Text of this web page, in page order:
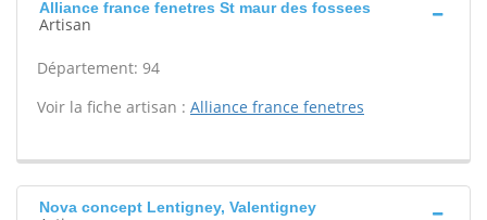
Alliance france fenetres St maur des fossees
Artisan
Département: 94
Voir la fiche artisan : Alliance france fenetres
Nova concept Lentigney, Valentigney